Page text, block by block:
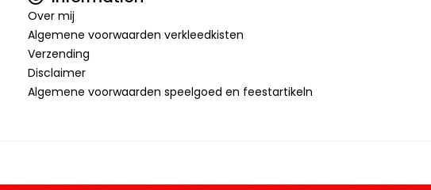
Over mij
Algemene voorwaarden verkleedkisten
Verzending
Disclaimer
Algemene voorwaarden speelgoed en feestartikeln